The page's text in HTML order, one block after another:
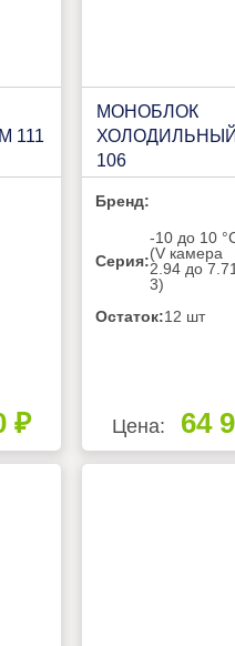
111
₽
МОНОБЛОК
106
Бренд:
Серия:
-10 до 10
(V камера
2.94 до
3)
Остаток:12 шт
Цена: 64